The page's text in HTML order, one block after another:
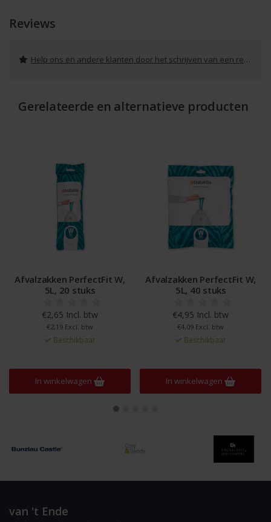
Reviews
Help ons en andere klanten door het schrijven van een review
Gerelateerde en alternatieve producten
Afvalzakken PerfectFit W,
5L, 40 stuks
€4,95 Incl. btw
€4,09 Excl. btw
Beschikbaar
In winkelwagen
Afvalzakken PerfectFit W,
5L, 60 stuks
€7,49 Incl. btw
€6,19 Excl. btw
Beschikbaar
In winkelwagen
van 't Ende